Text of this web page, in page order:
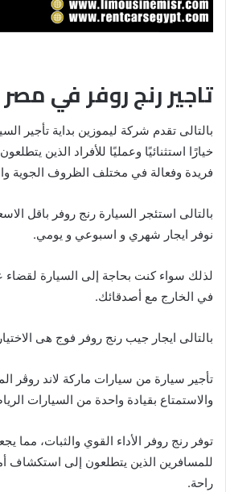
تاجير رنج روفر في مصر
بالتالى تقدم شركة ليموزين بداية تأجير
خيارًا استثنائيًا وعمليًا للأفراد الذين
فريدة وفعالة في مختلف الظروف الجوية
بالتالى استئجر السيارة رنج روفر باقل
نوفر ايجار شهري و اسبوعي و يومي.
لذلك سواء كنت بحاجة إلى السيارة لقضاء
في الخارج مع أصدقائك.
بالتالى ايجار جيب رنج روفر فوج هى
تأجير سيارة من سيارات ماركة لاند روڤر
والاستمتاع بقيادة واحدة من السيارات
توفر رنج روفر الأداء القوي والثبات، مما
للمسافرين الذين يتطلعون إلى استكشاف
راحة.